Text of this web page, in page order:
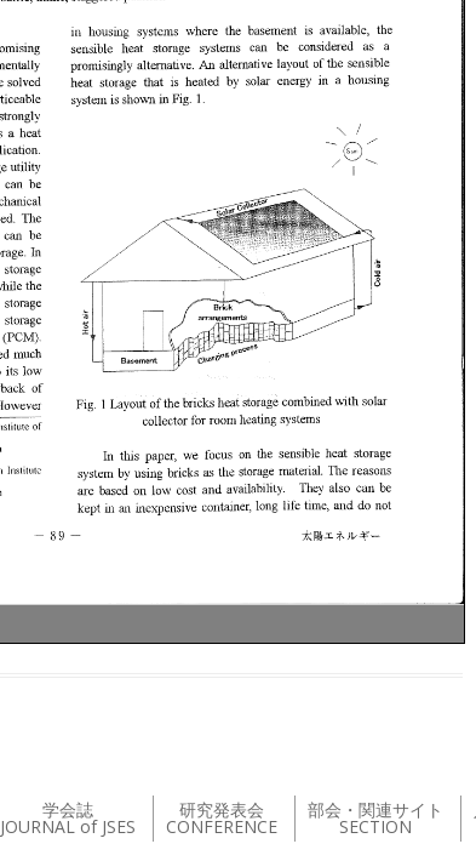
学会誌
JOURNAL of JSES
研究発表会
CONFERENCE
部会・関連サイト
SECTION